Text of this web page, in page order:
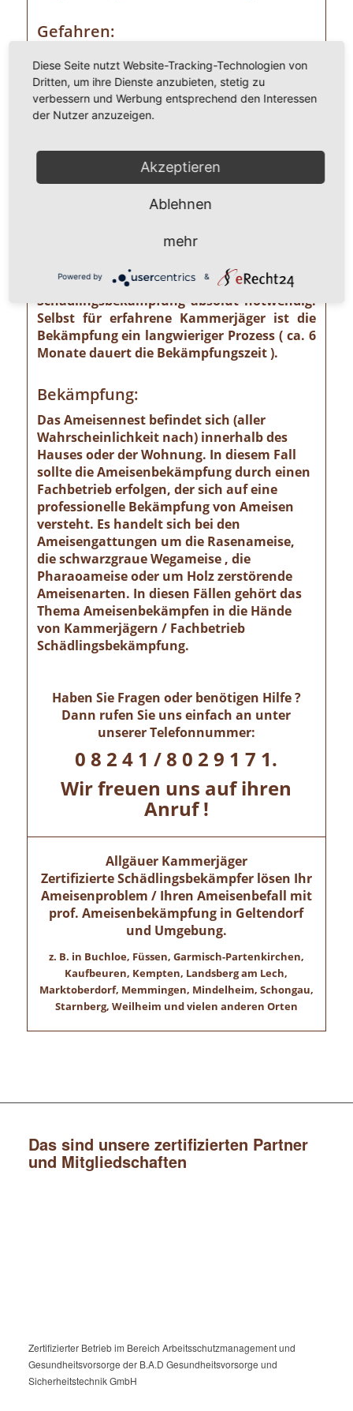
Gefahren:
Wer Ameisen im eigenen Heim entdeckt,
sollte die Gefahr ernst nehmen. Einige
Ameisenarten sind nämlich Vorrats- und
Materialschädlinge, von denen ein nicht zu
unterschätzendes gesundheitliches und
z. B. von der Pharaoameise. Die
Pharaoameise gehört zu den gefährlichsten
Ameisenarten überhaupt. Ursprünglich in
Indien beheimatet, ist sie mittlerweile
verhältnismäßig klein und sieht
bernsteingelb aus. Sollten Sie solch eine
Ameise sehen, ist eine professionelle
Schädlingsbekämpfung absolut notwendig!
Selbst für erfahrene Kammerjäger ist die
Bekämpfung ein langwieriger Prozess ( ca. 6
Monate dauert die Bekämpfungszeit ).
Bekämpfung:
Das Ameisennest befindet sich (aller
Wahrscheinlichkeit nach) innerhalb des
Hauses oder der Wohnung. In diesem Fall
sollte die Ameisenbekämpfung durch einen
Fachbetrieb erfolgen, der sich auf eine
professionelle Bekämpfung von Ameisen
versteht. Es handelt sich bei den
Ameisengattungen um die Rasenameise,
die schwarzgraue Wegameise , die
Pharaoameise oder um Holz zerstörende
Ameisenarten. In diesen Fällen gehört das
Thema Ameisenbekämpfen in die Hände
von Kammerjägern / Fachbetrieb
Schädlingsbekämpfung.
Haben Sie Fragen oder benötigen Hilfe ?
Dann rufen Sie uns einfach an unter
unserer Telefonnummer:
0 8 2 4 1 / 8 0 2 9 1 7 1.
Wir freuen uns auf ihren
Anruf !
Allgäuer Kammerjäger
Zertifizierte Schädlingsbekämpfer lösen Ihr
Ameisenproblem / Ihren Ameisenbefall mit
prof. Ameisenbekämpfung in Geltendorf
und Umgebung.
z. B. in Buchloe, Füssen, Garmisch-Partenkirchen,
Kaufbeuren, Kempten, Landsberg am Lech,
Marktoberdorf, Memmingen, Mindelheim, Schongau,
Starnberg, Weilheim und vielen anderen Orten
Das sind unsere zertifizierten Partner
und Mitgliedschaften
Zertifizierter Betrieb im Bereich Arbeitsschutzmanagement und
Gesundheitsvorsorge der B.A.D Gesundheitsvorsorge und
Sicherheitstechnik GmbH
Diese Seite nutzt Website-Tracking-Technologien von
Dritten, um ihre Dienste anzubieten, stetig zu
verbessern und Werbung entsprechend den Interessen
der Nutzer anzuzeigen.
Akzeptieren
Ablehnen
mehr
Powered by &